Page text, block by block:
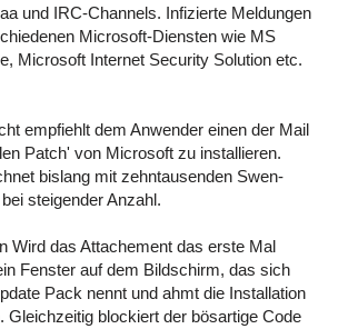
und IRC-Channels. Infizierte Meldungen
Microsoft-Diensten wie MS
Microsoft Internet Security Solution etc.
empfiehlt dem Anwender einen der Mail
Patch' von Microsoft zu installieren.
bislang mit zehntausenden Swen-
steigender Anzahl.
Wird das Attachement das erste Mal
Fenster auf dem Bildschirm, das sich
Pack nennt und ahmt die Installation
Gleichzeitig blockiert der bösartige Code